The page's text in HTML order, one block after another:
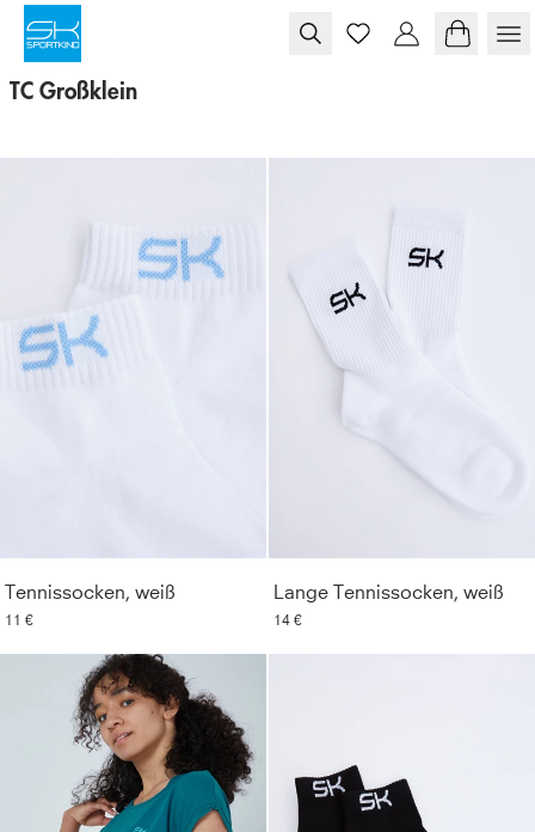
TC Großklein
Tennissocken, weiß
11 €
Lange Tennissocken, weiß
14 €